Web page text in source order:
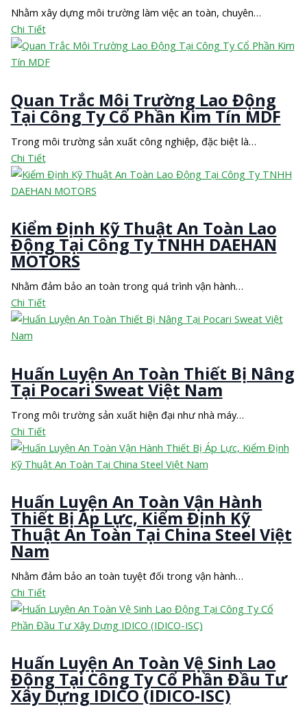
Nhằm xây dựng môi trường làm việc an toàn, chuyên…
Chi Tiết
Quan Trắc Môi Trường Lao Động
Tại Công Ty Cổ Phần Kim Tín MDF
Trong môi trường sản xuất công nghiệp, đặc biệt là…
Chi Tiết
Kiểm Định Kỹ Thuật An Toàn Lao
Động Tại Công Ty TNHH DAEHAN
MOTORS
Nhằm đảm bảo an toàn trong quá trình vận hành…
Chi Tiết
Huấn Luyện An Toàn Thiết Bị Nâng
Tại Pocari Sweat Việt Nam
Trong môi trường sản xuất hiện đại như nhà máy…
Chi Tiết
Huấn Luyện An Toàn Vận Hành
Thiết Bị Áp Lực, Kiểm Định Kỹ
Thuật An Toàn Tại China Steel Việt
Nam
Nhằm đảm bảo an toàn tuyệt đối trong vận hành…
Chi Tiết
Huấn Luyện An Toàn Vệ Sinh Lao
Động Tại Công Ty Cổ Phần Đầu Tư
Xây Dựng IDICO (IDICO-ISC)